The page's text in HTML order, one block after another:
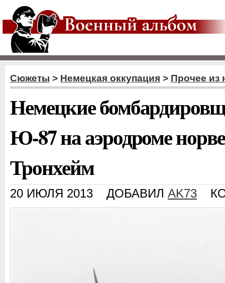
Сюжеты > Немецкая оккупация > Прочее из
Немецкие
Ю-87 на аэродроме
Тронхейм
20 ИЮЛЯ 2013 ДОБАВИЛ AK73